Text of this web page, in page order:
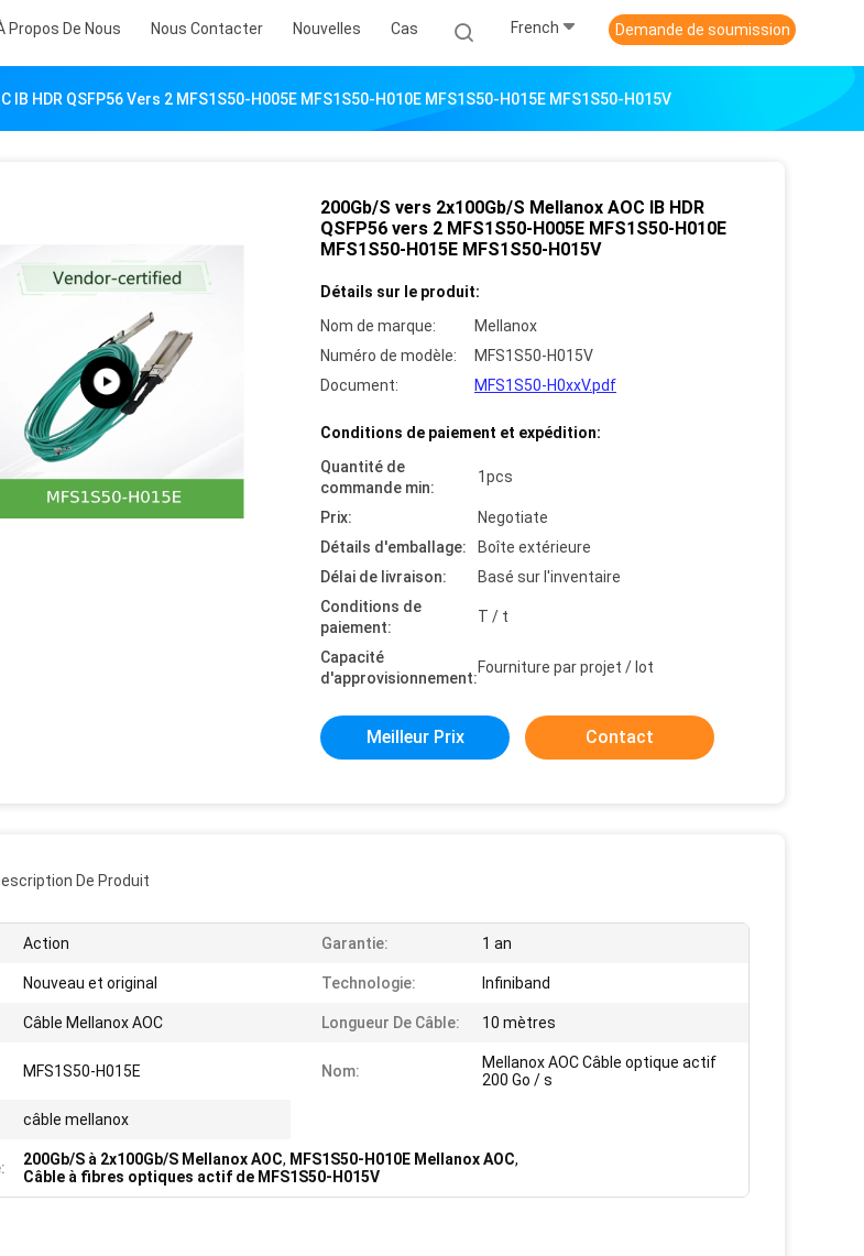
Propos De Nous Nous Contacter Nouvelles Cas French Demande de soumission
IB HDR QSFP56 Vers 2 MFS1S50-H005E MFS1S50-H010E MFS1S50-H015E MFS1S50-H015V
200Gb/S vers 2x100Gb/S Mellanox AOC IB HDR
QSFP56 vers 2 MFS1S50-H005E MFS1S50-H010E
MFS1S50-H015E MFS1S50-H015V
Détails sur le produit:
Nom de marque:
Mellanox
Numéro de modèle:
MFS1S50-H015V
Document:
MFS1S50-H0xxV.pdf
Conditions de paiement et expédition:
Quantité de
commande min:
1pcs
Prix:
Negotiate
Détails d'emballage:
Boîte extérieure
Délai de livraison:
Basé sur l'inventaire
Conditions de
paiement:
T / t
Capacité
d'approvisionnement:
Fourniture par projet / lot
Meilleur Prix Contact
De Produit
Action Garantie: 1 an
Nouveau et original Technologie: Infiniband
Câble Mellanox AOC Longueur De Câble: 10 mètres
MFS1S50-H015E Nom:
Mellanox AOC Câble optique actif
200 Go / s
câble mellanox
200Gb/S à 2x100Gb/S Mellanox AOC, MFS1S50-H010E Mellanox AOC,
Câble à fibres optiques actif de MFS1S50-H015V